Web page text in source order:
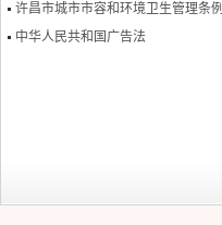
许昌市城市市容和环境卫生管理条例
中华人民共和国广告法